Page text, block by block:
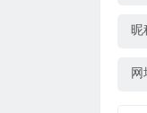
昵
网